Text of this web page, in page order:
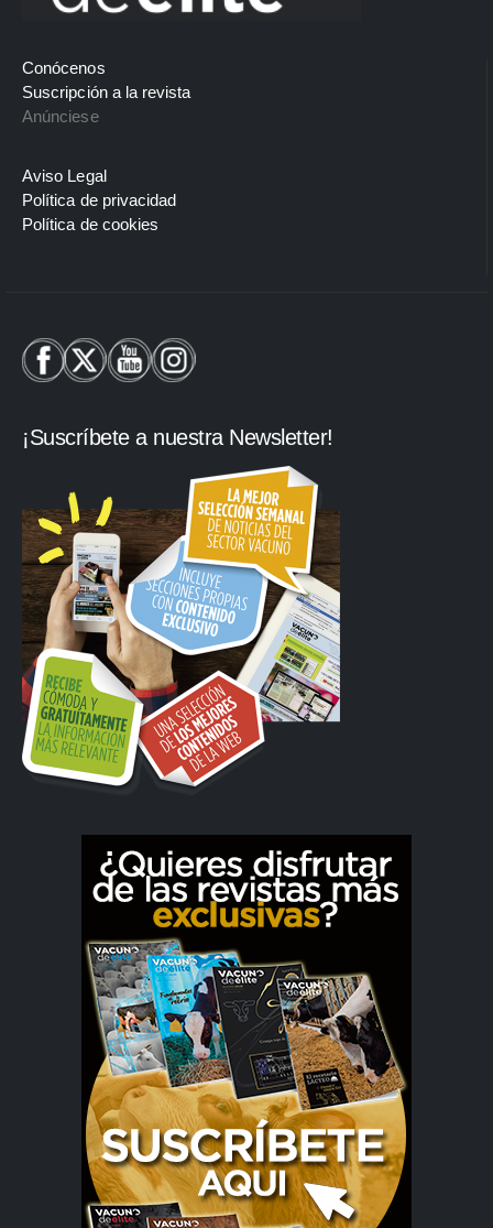
Conócenos
Suscripción a la revista
Anúnciese
Aviso Legal
Política de privacidad
Política de cookies
¡Suscríbete a nuestra Newsletter!